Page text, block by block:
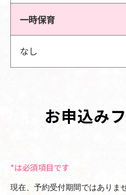
一時保育
なし
お申込み
*は必須項目です
現在、予約受付期間ではありませ